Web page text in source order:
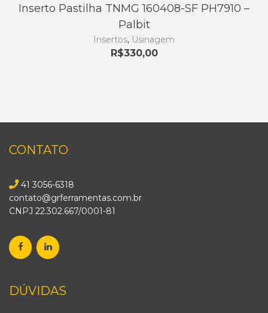
Inserto Pastilha TNMG 160408-SF PH7910 –
Palbit
Insertos, Usinagem
R$330,00
CONTATO
41 3056-6318
contato@grferramentas.com.br
CNPJ 22.302.667/0001-81
DÚVIDAS